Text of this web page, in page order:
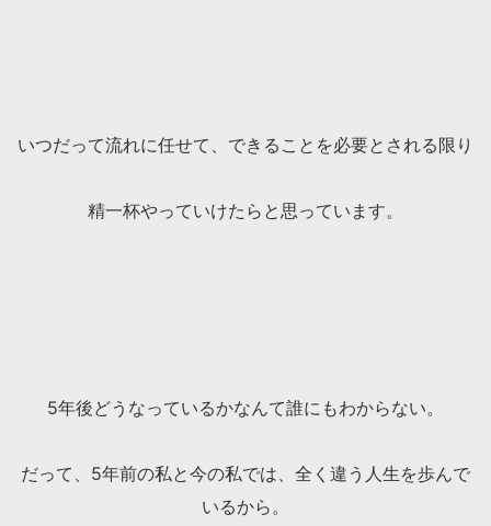
いつだって流れに任せて、できることを必要とされる限り
精一杯やっていけたらと思っています。
5年後どうなっているかなんて誰にもわからない。
だって、5年前の私と今の私では、全く違う人生を歩んで
いるから。